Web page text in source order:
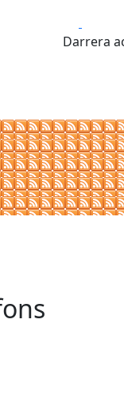
Darrera